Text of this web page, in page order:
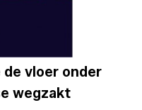
vloer onder
wegzakt